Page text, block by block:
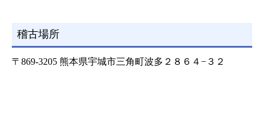
稽古場所
〒869-3205 熊本県宇城市三角町波多２８６４−３２